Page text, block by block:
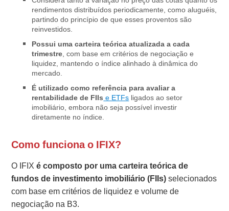
rendimentos distribuídos periodicamente, como aluguéis,
partindo do princípio de que esses proventos são
reinvestidos.
Possui uma carteira teórica atualizada a cada
trimestre, com base em critérios de negociação e
liquidez, mantendo o índice alinhado à dinâmica do
mercado.
É utilizado como referência para avaliar a
rentabilidade de FIIs e ETFs ligados ao setor
imobiliário, embora não seja possível investir
diretamente no índice.
Como funciona o IFIX?
O IFIXé composto por uma carteira teórica de
fundos de investimento imobiliário (FIIs)selecionados
com base em critérios de liquidez e volume de
negociação na B3.